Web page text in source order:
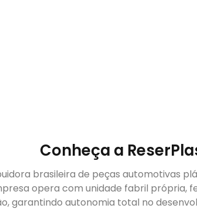
Conheça a
brasileira de peças automotivas
opera com unidade fabril
garantindo autonomia total no